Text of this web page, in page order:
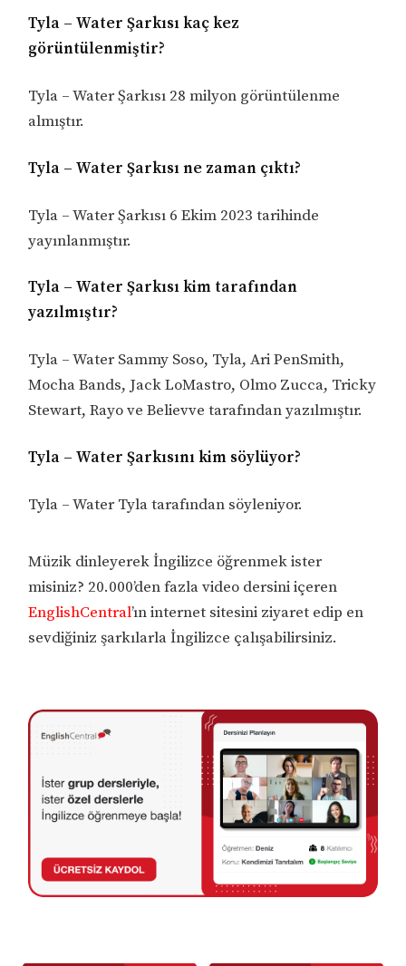
Tyla – Water Şarkısı kaç kez
görüntülenmiştir?
Tyla – Water Şarkısı 28 milyon görüntülenme
almıştır.
Tyla – Water Şarkısı ne zaman çıktı?
Tyla – Water Şarkısı 6 Ekim 2023 tarihinde
yayınlanmıştır.
Tyla – Water Şarkısı kim tarafından
yazılmıştır?
Tyla – Water Sammy Soso, Tyla, Ari PenSmith,
Mocha Bands, Jack LoMastro, Olmo Zucca, Tricky
Stewart, Rayo ve Believve tarafından yazılmıştır.
Tyla – Water Şarkısını kim söylüyor?
Tyla – Water Tyla tarafından söyleniyor.
Müzik dinleyerek İngilizce öğrenmek ister
misiniz? 20.000’den fazla video dersini içeren
EnglishCentral’ın internet sitesini ziyaret edip en
sevdiğiniz şarkılarla İngilizce çalışabilirsiniz.